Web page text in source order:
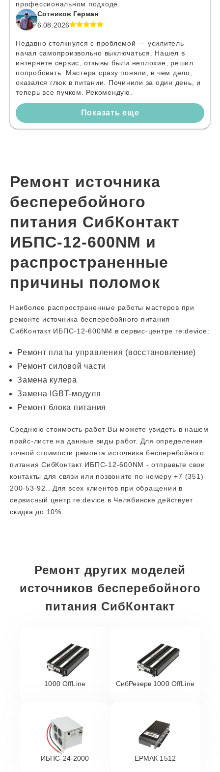
профессиональном подходе.
Сотников Герман
6.08.2026
Недавно столкнулся с проблемой — усилитель
начал самопроизвольно выключаться. Нашел в
интернете сервис, отзывы были неплохие, решил
попробовать. Мастера сразу поняли, в чем дело,
оказался глюк в питании. Починили за один день, и
теперь все пучком. Рекомендую.
Показать еще
Ремонт источника
бесперебойного
питания СибКонтакт
ИБПС-12-600NM и
распространенные
причины поломок
Наиболее распространенные работы мастеров при
ремонте источника бесперебойного питания
СибКонтакт ИБПС-12-600NM в сервис-центре re:device:
Ремонт платы управления (восстановление)
Ремонт силовой части
Замена кулера
Замена IGBT-модуля
Ремонт блока питания
Среднюю стоимость работ Вы можете увидеть в нашем
прайс-листе на данные виды работ. Для определения
точной стоимости ремонта источника бесперебойного
питания СибКонтакт ИБПС-12-600NM - отправьте свои
контакты для связи или позвоните по номеру +7 (351)
200-53-92.. Для всех клиентов при обращении в
сервисный центр re:device в Челябинске действует
скидка до 10%.
Ремонт других моделей
источников бесперебойного
питания СибКонтакт
1000 OffLine СибРезерв 1000 OffLine
ИБПС-24-2000 ЕРМАК 1512